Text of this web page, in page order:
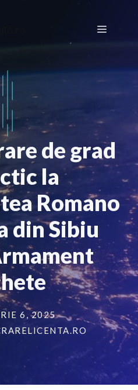
Meniu
de grad
la
Romano
din Sibiu
6, 2025